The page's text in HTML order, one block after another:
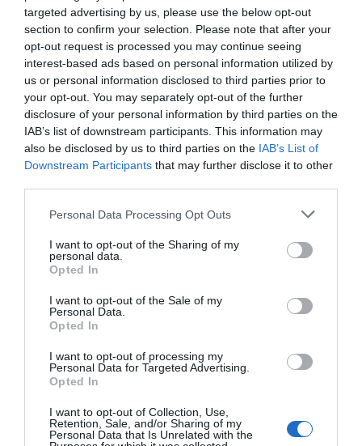
targeted advertising by us, please use the below opt-out
section to confirm your selection. Please note that after your
opt-out request is processed you may continue seeing
interest-based ads based on personal information utilized by
us or personal information disclosed to third parties prior to
your opt-out. You may separately opt-out of the further
disclosure of your personal information by third parties on the
IAB’s list of downstream participants. This information may
also be disclosed by us to third parties on the IAB’s List of
Downstream Participants that may further disclose it to other
Personal Data Processing Opt Outs
I want to opt-out of the Sharing of my
personal data.
Opted In
I want to opt-out of the Sale of my
Personal Data.
Opted In
I want to opt-out of processing my
Personal Data for Targeted Advertising.
Opted In
I want to opt-out of Collection, Use,
Retention, Sale, and/or Sharing of my
Personal Data that Is Unrelated with the
Aunque esta actitud es positiva y necesaria, no es
recomendable creer que sólo se trata de eso. Las cosas
son mucho menos épicas, más comunes, más prosaicas.
Se trata de estar atento a las oportunidades, analizar
los huecos no ocupados y proponer ofertas más
competitivas. Algo tan lógico en el mundo en el que
vivimos, pero que no todos logran.
de Google de forma gratuita
Documentos
EF537_EDITORIAL.pdf
tratamiento pacientes